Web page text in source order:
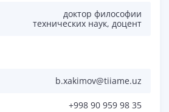
доктор философии
технических наук, доцент
b.xakimov@tiiame.uz
+998 90 959 98 35